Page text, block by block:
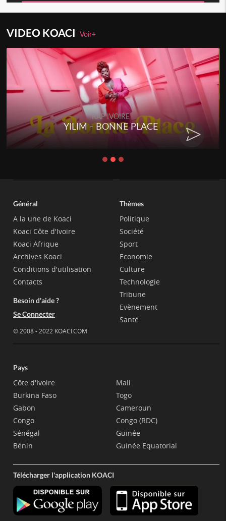
VIDEO KOACIVoir+
RAP IVOIRE
YILIM - BONNE PLACE
Général
A la une de Koaci
Koaci Côte d'Ivoire
Koaci Afrique
Archives Koaci
Conditions d'utilisation
Contacts
Besoin d'aide ?
Se Connecter
© 2008 - 2022 KOACI.COM
Thèmes
Politique
Société
Sport
Economie
Culture
Technologie
Tribune
Evènement
Santé
Pays
Côte d'Ivoire
Burkina Faso
Gabon
Congo
Sénégal
Bénin
Mali
Togo
Cameroun
Congo (RDC)
Guinée
Guinée Equatorial
Télécharger l'application KOACI